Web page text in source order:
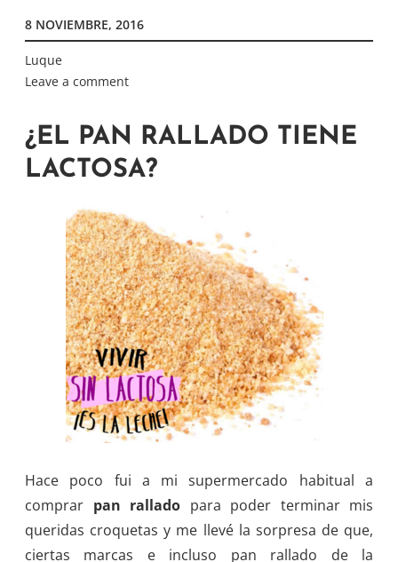
8 NOVIEMBRE, 2016
Luque
Leave a comment
¿EL PAN RALLADO TIENE
LACTOSA?
Hace poco fui a mi supermercado habitual a
comprar pan rallado para poder terminar mis
queridas croquetas y me llevé la sorpresa de que,
ciertas marcas e incluso pan rallado de la